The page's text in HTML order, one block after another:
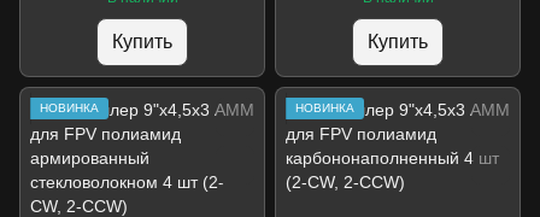
Купить Купить
НОВИНКА НОВИНКА